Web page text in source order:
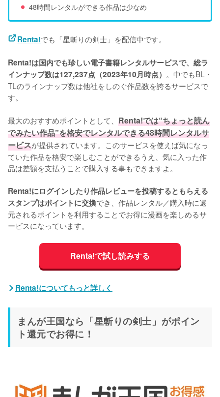
48時間レンタルができる作品は少なめ
Renta!でも「星斬りの剣士」を配信中です。
Renta!は国内でも珍しい電子書籍レンタルサービスで、総ラ
インナップ数は127,237点（2023年10月時点） 。中でもBL・
TLのラインナップ数は他社をしのぐ作品数を誇るサービスで
す。
最大のおすすめポイントとして、 Renta!では“ちょっと読ん
でみたい作品”を格安でレンタルできる48時間レンタルサ
ービスが提供されています。このサービスを使えば気になっ
ていた作品を格安で楽しむことができるうえ、気に入った作
品は差額を支払うことで購入する事もできますよ。
Renta!にログインしたり作品レビューを投稿するともらえる
スタンプはポイントに交換でき、作品レンタル／購入時に還
元されるポイントを利用することでお得に漫画を楽しめるサ
ービスになっています。
Renta!で試し読みする
Renta!についてもっと詳しく
まんが王国なら「星斬りの剣士」がポイン
ト還元でお得に！